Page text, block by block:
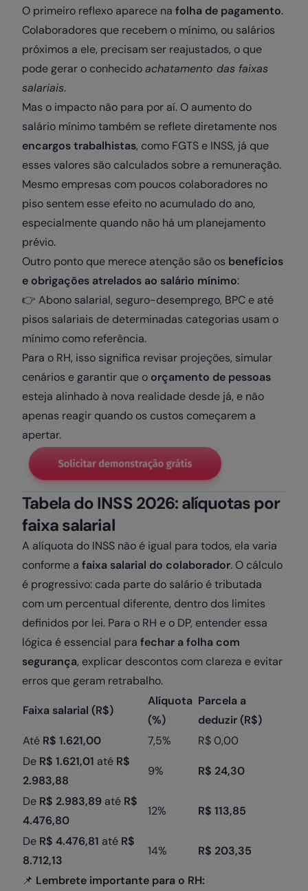
O primeiro reflexo aparece na folha de pagamento.
Colaboradores que recebem o mínimo, ou salários
próximos a ele, precisam ser reajustados, o que
pode gerar o conhecidoachatamento das faixas
salariais.
Mas o impacto não para por aí. O aumento do
salário mínimo também se reflete diretamente nos
encargos trabalhistas, como FGTS e INSS, já que
esses valores são calculados sobre a remuneração.
Mesmo empresas com poucos colaboradores no
piso sentem esse efeito no acumulado do ano,
especialmente quando não há um planejamento
prévio.
Outro ponto que merece atenção são os benefícios
e obrigações atrelados ao salário mínimo:
👉 Abono salarial, seguro-desemprego, BPC e até
pisos salariais de determinadas categorias usam o
mínimo como referência.
Para o RH, isso significa revisar projeções, simular
cenários e garantir que o orçamento de pessoas
esteja alinhado à nova realidade desde já, e não
apenas reagir quando os custos começarem a
apertar.
Tabela do INSS 2026: alíquotas por
faixa salarial
A alíquota do INSS não é igual para todos, ela varia
conforme a faixa salarial do colaborador. O cálculo
é progressivo: cada parte do salário é tributada
com um percentual diferente, dentro dos limites
definidos por lei. Para o RH e o DP, entender essa
lógica é essencial para fechar a folha com
segurança, explicar descontos com clareza e evitar
erros que geram retrabalho.
Faixa salarial (R$)
Alíquota
(%)
Parcela a
deduzir (R$)
Até R$ 1.621,00 7,5%
R$ 0,00
De R$ 1.621,01 até R$
2.983,88
9% R$ 24,30
De R$ 2.983,89 até R$
4.476,80
12% R$ 113,85
De R$ 4.476,81 até R$
8.712,13
14% R$ 203,35
📌 Lembrete importante para o RH: